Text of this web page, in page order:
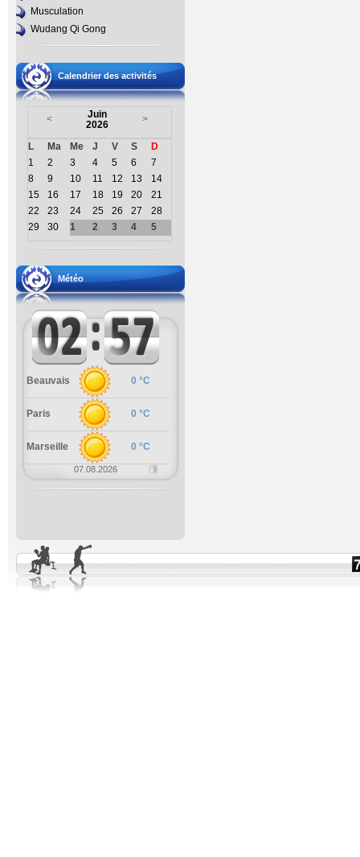
Musculation
Wudang Qi Gong
Calendrier des activités
<
Juin
2026
>
L Ma Me J V S
D
1
2 3 4 5 6
7
8
9 10 11 12 13
14
15
16 17 18 19 20
21
22
23 24 25 26 27
28
29
30 1 2 3 4 5
Météo
Beauvais 0 °C
Paris 0 °C
Marseille 0 °C
07.08.2026